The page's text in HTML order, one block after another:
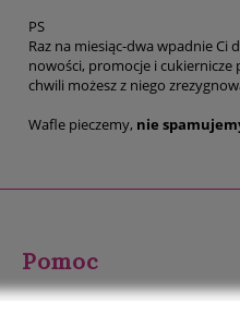
PS
Raz na miesiąc-dwa wpadnie Ci
nowości, promocje i cukiernicze
chwili możesz z niego
Wafle pieczemy, nie
Pomoc